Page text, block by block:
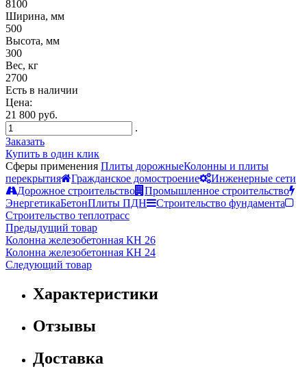
8100
Ширина, мм
500
Высота, мм
300
Вес, кг
2700
Есть в наличии
Цена:
21 800 руб.
.
Заказать
Купить в один клик
Сферы применения Плиты дорожныеКолонны и плиты
перекрытия
Гражданское домостроение
Инженерные сети
Дорожное строительство
Промышленное строительство
ЭнергетикаБетонПлиты ПДН
Строительство фундамента
Строительство теплотрасс
Предыдущий товар
Колонна железобетонная КН 26
Колонна железобетонная КН 24
Следующий товар
Характеристики
Отзывы
Доставка